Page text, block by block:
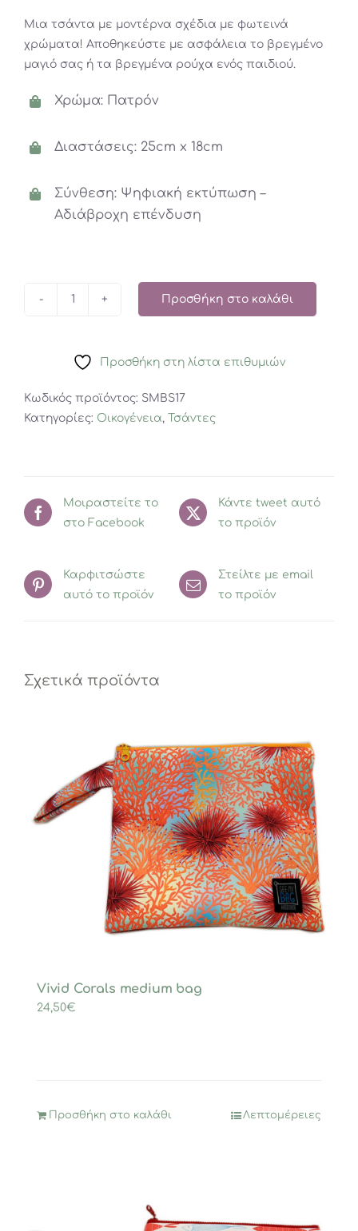
Μια τσάντα με μοντέρνα σχέδια με φωτεινά
χρώματα! Αποθηκεύστε με ασφάλεια το βρεγμένο
μαγιό σας ή τα βρεγμένα ρούχα ενός παιδιού.
Χρώμα: Πατρόν
Διαστάσεις: 25cm x 18cm
Σύνθεση: Ψηφιακή εκτύπωση –
Αδιάβροχη επένδυση
ποσότητα
Προσθήκη στο καλάθι
Προσθήκη στη λίστα επιθυμιών
Κωδικός προϊόντος: SMBS17
Κατηγορίες: Οικογένεια, Τσάντες
Μοιραστείτε το
στο Facebook
Κάντε tweet αυτό
το προϊόν
Καρφιτσώστε
αυτό το προϊόν
Στείλτε με email
το προϊόν
Σχετικά προϊόντα
Vivid Corals medium bag
24,50€
Προσθήκη στο καλάθι Λεπτομέρειες